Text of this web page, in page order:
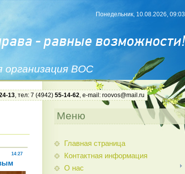
организация ВОС
Понедельник, 10.08.2026, 09:03
13, тел: 7 (4942) 55-14-62, e-mail: roovos@mail.ru
14:27
Меню
Главная страница
Контактная информация
О нас